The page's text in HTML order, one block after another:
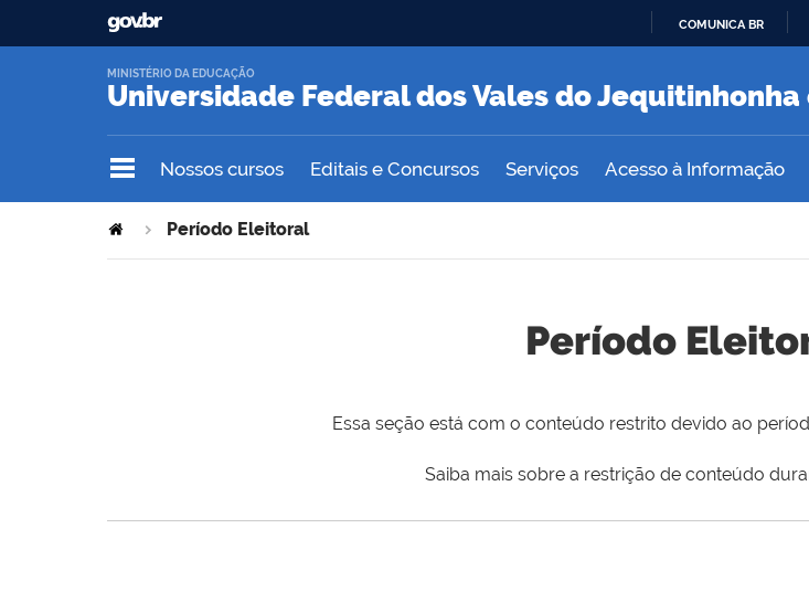
O
COMUNICA BR
Universidade Federal dos Vales do
MINISTÉRIO DA EDUCAÇÃO
Nossos cursos Editais e Concursos Serviços Acesso à Informação
Período Eleitoral
Período
Essa seção está com o conteúdo restrito devido ao
Saiba mais sobre a restrição de conteúdo